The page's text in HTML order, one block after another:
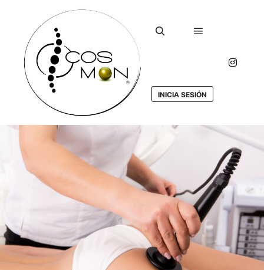
INICIA SESIÓN